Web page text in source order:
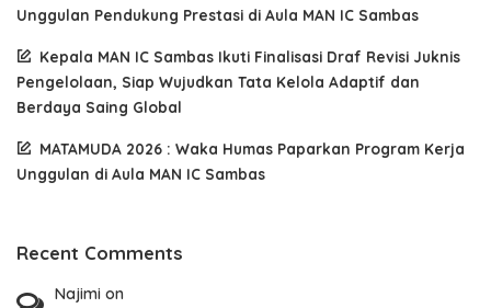
Unggulan Pendukung Prestasi di Aula MAN IC Sambas
Kepala MAN IC Sambas Ikuti Finalisasi Draf Revisi Juknis
Pengelolaan, Siap Wujudkan Tata Kelola Adaptif dan
Berdaya Saing Global
MATAMUDA 2026 : Waka Humas Paparkan Program Kerja
Unggulan di Aula MAN IC Sambas
Recent Comments
Najimi on